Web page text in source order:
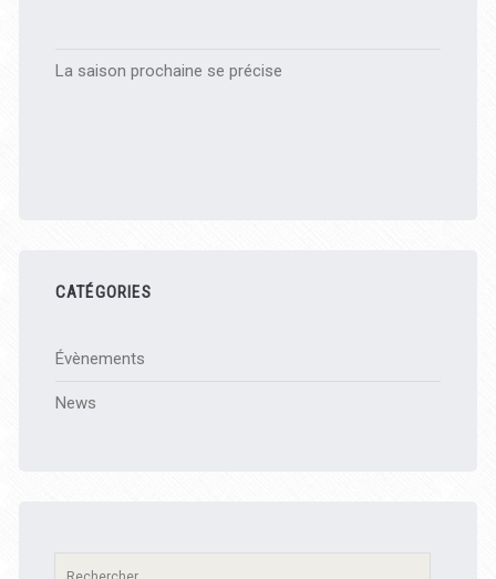
La saison prochaine se précise
CATÉGORIES
Évènements
News
Recherche: